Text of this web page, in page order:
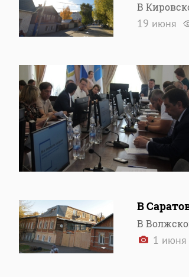
В
19 июня
В
В
1 июня